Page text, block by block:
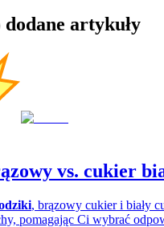
artykuły
vs. cukier
, brązowy cukier i biały
pomagając Ci wybrać